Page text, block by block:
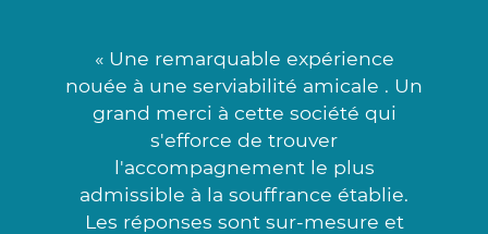
« Une remarquable expérience
nouée à une serviabilité amicale . Un
grand merci à cette société qui
s'efforce de trouver
l'accompagnement le plus
admissible à la souffrance établie.
Les réponses sont sur-mesure et